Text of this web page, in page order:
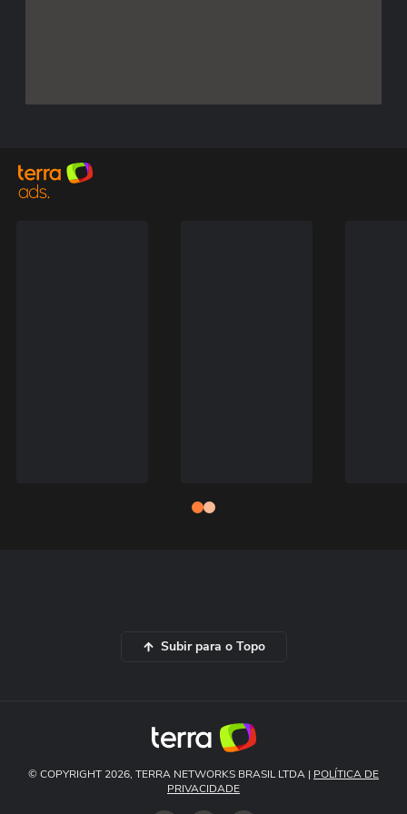
Subir para o Topo
© COPYRIGHT 2026, TERRA NETWORKS BRASIL LTDA | POLÍTICA DE
PRIVACIDADE